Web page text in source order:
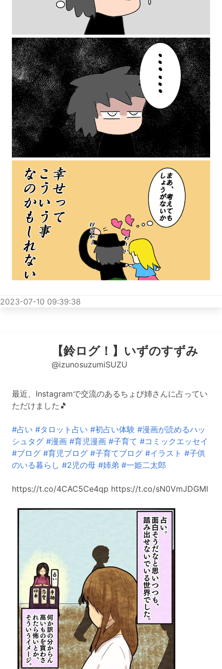
2023-07-10 09:39:38
【鈴ログ！】いずのすずみ
@izunosuzumiSUZU
最近、Instagramで交流のあるちょび姉さんに占ってい
ただけました🎵
#占い #タロット占い #初占い体験 #漫画が読めるハッ
シュタグ #漫画 #育児漫画 #子育て #コミックエッセイ
#ブログ #育児ブログ #子育てブログ #イラスト #子供
のいる暮らし #2児の母 #姉弟 #一姫二太郎
https://t.co/4CAC5Ce4qp https://t.co/sN0VmJDGMI